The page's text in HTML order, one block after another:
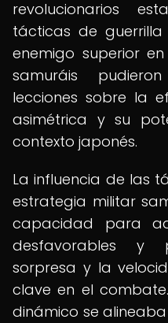
revolucionarios
tácticas de
enemigo superior
samuráis
lecciones sobre la
asimétrica y su
contexto japonés.
La influencia de las
estrategia militar
capacidad para
desfavorables y
sorpresa y la
clave en el
dinámico se